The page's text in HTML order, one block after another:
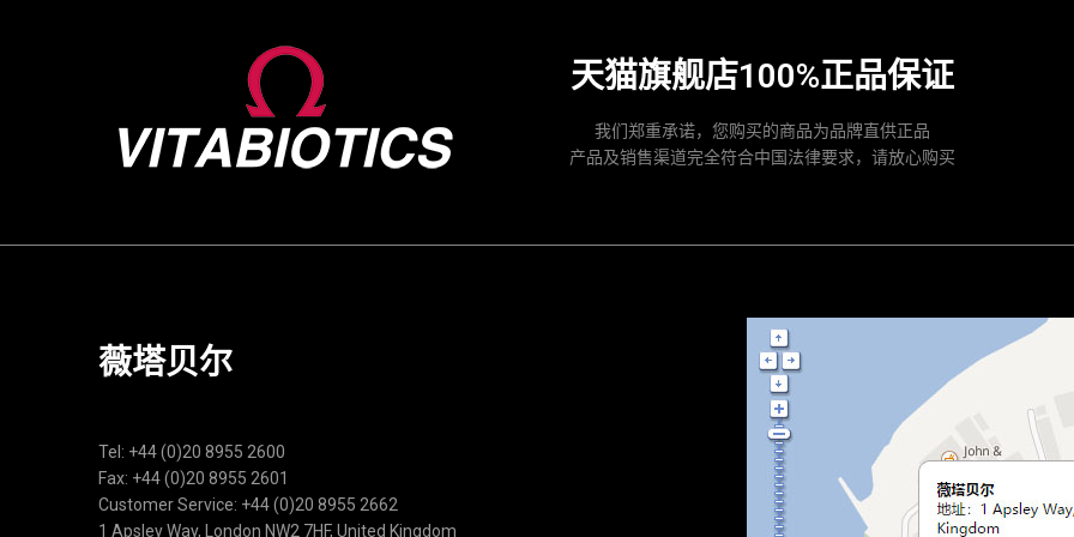
天猫旗舰店100%正品保证
我们郑重承诺，您购买的商品为品牌直供正品
产品及销售渠道完全符合中国法律要求，请放心购买
薇塔贝尔
Tel: +44 (0)20 8955 2600
Fax: +44 (0)20 8955 2601
Customer Service: +44 (0)20 8955 2662
1 Apsley Way, London NW2 7HF, United Kingdom